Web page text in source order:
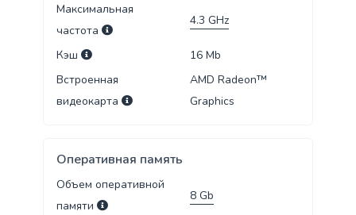
Максимальная
частота
4.3 GHz
Кэш 16 Mb
Встроенная
видеокарта
AMD Radeon™
Graphics
Оперативная память
Объем оперативной
памяти
8 Gb